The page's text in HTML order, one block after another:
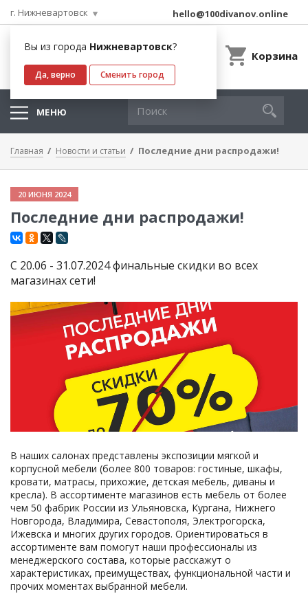
г. Нижневартовск
Вы из города Нижневартовск?
Да, верно Сменить город
hello@100divanov.online
Корзина
МЕНЮ
Главная Новости и статьи Последние дни распродажи!
20 ИЮНЯ 2024
Последние дни распродажи!
С 20.06 - 31.07.2024 финальные скидки во всех
магазинах сети!
В наших салонах представлены экспозиции мягкой и
корпусной мебели (более 800 товаров: гостиные, шкафы,
кровати, матрасы, прихожие, детская мебель, диваны и
кресла). В ассортименте магазинов есть мебель от более
чем 50 фабрик России из Ульяновска, Кургана, Нижнего
Новгорода, Владимира, Севастополя, Электрогорска,
Ижевска и многих других городов. Ориентироваться в
ассортименте вам помогут наши профессионалы из
менеджерского состава, которые расскажут о
характеристиках, преимуществах, функциональной части и
прочих моментах выбранной мебели.